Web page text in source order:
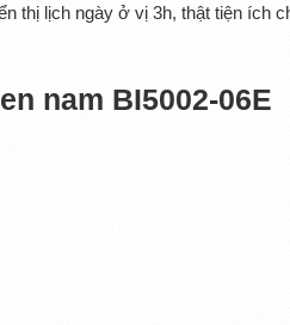
thị lịch ngày ở vị 3h, thật tiện ích
nam BI5002-06E